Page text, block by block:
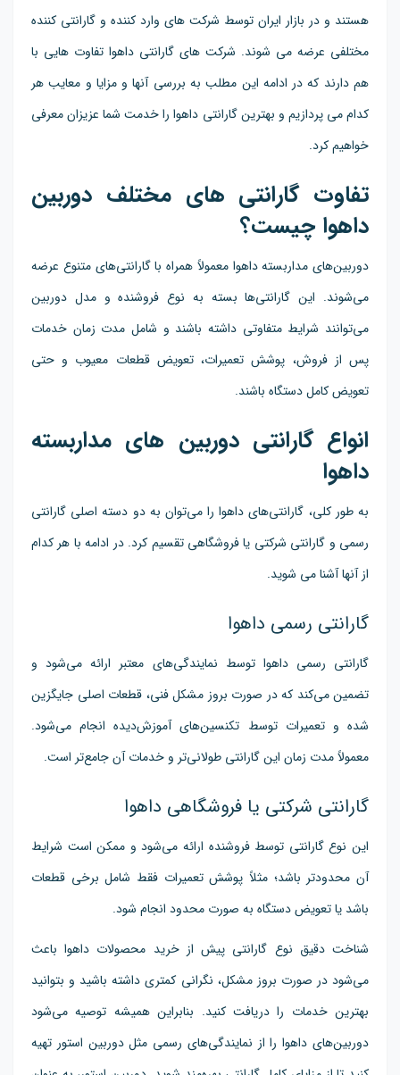
هستند و در بازار ایران توسط شرکت های وارد کننده و گارانتی کننده
مختلفی عرضه می شوند. شرکت های گارانتی داهوا تفاوت هایی با
هم دارند که در ادامه این مطلب به بررسی آنها و مزایا و معایب هر
کدام می پردازیم و بهترین گارانتی داهوا را خدمت شما عزیزان معرفی
خواهیم کرد.
تفاوت گارانتی های مختلف دوربین
داهوا چیست؟
دوربین‌های مداربسته داهوا معمولاً همراه با گارانتی‌های متنوع عرضه
می‌شوند. این گارانتی‌ها بسته به نوع فروشنده و مدل دوربین
می‌توانند شرایط متفاوتی داشته باشند و شامل مدت زمان خدمات
پس از فروش، پوشش تعمیرات، تعویض قطعات معیوب و حتی
تعویض کامل دستگاه باشند.
انواع گارانتی دوربین های مداربسته
داهوا
به طور کلی، گارانتی‌های داهوا را می‌توان به دو دسته اصلی گارانتی
رسمی و گارانتی شرکتی یا فروشگاهی تقسیم کرد. در ادامه با هر کدام
از آنها آشنا می شوید.
گارانتی رسمی داهوا
گارانتی رسمی داهوا توسط نمایندگی‌های معتبر ارائه می‌شود و
تضمین می‌کند که در صورت بروز مشکل فنی، قطعات اصلی جایگزین
شده و تعمیرات توسط تکنسین‌های آموزش‌دیده انجام می‌شود.
معمولاً مدت زمان این گارانتی طولانی‌تر و خدمات آن جامع‌تر است.
گارانتی شرکتی یا فروشگاهی داهوا
این نوع گارانتی توسط فروشنده ارائه می‌شود و ممکن است شرایط
آن محدودتر باشد؛ مثلاً پوشش تعمیرات فقط شامل برخی قطعات
باشد یا تعویض دستگاه به صورت محدود انجام شود.
شناخت دقیق نوع گارانتی پیش از خرید محصولات داهوا باعث
می‌شود در صورت بروز مشکل، نگرانی کمتری داشته باشید و بتوانید
بهترین خدمات را دریافت کنید. بنابراین همیشه توصیه می‌شود
دوربین‌های داهوا را از نمایندگی‌های رسمی مثل دوربین استور تهیه